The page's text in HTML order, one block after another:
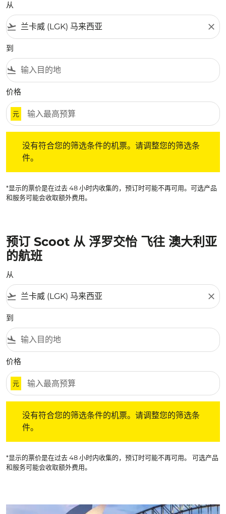
从
flight_takeoff close
到
flight_land
价格
元
没有符合您的筛选条件的机票。请调整您的筛选条
件。
*显示的票价是在过去 48 小时内收集的，预订时可能不再可用。可选产品
和服务可能会收取额外费用。
预订 Scoot 从 浮罗交怡 飞往 澳大利亚
的航班
从
flight_takeoff close
到
flight_land
价格
元
没有符合您的筛选条件的机票。请调整您的筛选条
件。
*显示的票价是在过去 48 小时内收集的，预订时可能不再可用。 可选产品
和服务可能会收取额外费用。